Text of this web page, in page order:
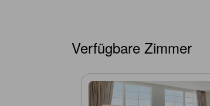
Verfügbare Zimmer